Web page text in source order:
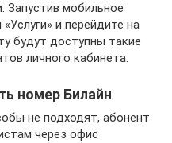
Запустив мобильное
и перейдите на
будут доступны такие
личного кабинета.
номер Билайн
не подходят, абонент
через офис